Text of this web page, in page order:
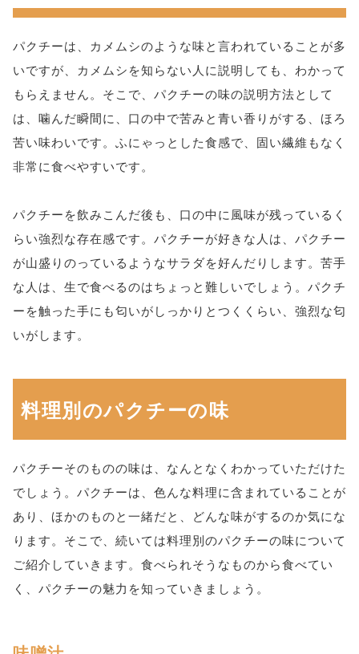
パクチーは、カメムシのような味と言われていることが多
いですが、カメムシを知らない人に説明しても、わかって
もらえません。そこで、パクチーの味の説明方法として
は、噛んだ瞬間に、口の中で苦みと青い香りがする、ほろ
苦い味わいです。ふにゃっとした食感で、固い繊維もなく
非常に食べやすいです。
パクチーを飲みこんだ後も、口の中に風味が残っているく
らい強烈な存在感です。パクチーが好きな人は、パクチー
が山盛りのっているようなサラダを好んだりします。苦手
な人は、生で食べるのはちょっと難しいでしょう。パクチ
ーを触った手にも匂いがしっかりとつくくらい、強烈な匂
いがします。
料理別のパクチーの味
パクチーそのものの味は、なんとなくわかっていただけた
でしょう。パクチーは、色んな料理に含まれていることが
あり、ほかのものと一緒だと、どんな味がするのか気にな
ります。そこで、続いては料理別のパクチーの味について
ご紹介していきます。食べられそうなものから食べてい
く、パクチーの魅力を知っていきましょう。